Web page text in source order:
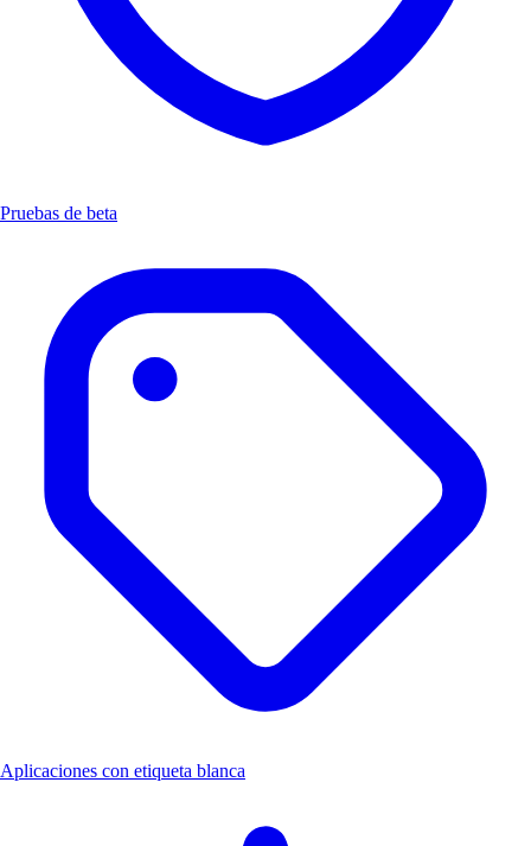
Pruebas de beta
Aplicaciones con etiqueta blanca